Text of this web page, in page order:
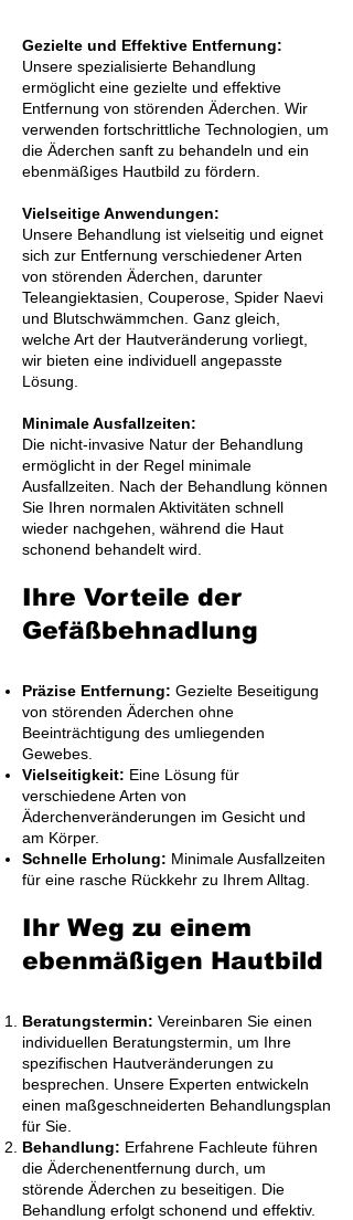
Gezielte und Effektive Entfernung:
Unsere spezialisierte Behandlung
ermöglicht eine gezielte und effektive
Entfernung von störenden Äderchen. Wir
verwenden fortschrittliche Technologien, um
die Äderchen sanft zu behandeln und ein
ebenmäßiges Hautbild zu fördern.
Vielseitige Anwendungen:
Unsere Behandlung ist vielseitig und eignet
sich zur Entfernung verschiedener Arten
von störenden Äderchen, darunter
Teleangiektasien, Couperose, Spider Naevi
und Blutschwämmchen. Ganz gleich,
welche Art der Hautveränderung vorliegt,
wir bieten eine individuell angepasste
Lösung.
Minimale Ausfallzeiten:
Die nicht-invasive Natur der Behandlung
ermöglicht in der Regel minimale
Ausfallzeiten. Nach der Behandlung können
Sie Ihren normalen Aktivitäten schnell
wieder nachgehen, während die Haut
schonend behandelt wird.
Ihre Vorteile der
Gefäßbehnadlung
Präzise Entfernung: Gezielte Beseitigung
von störenden Äderchen ohne
Beeinträchtigung des umliegenden
Gewebes.
Vielseitigkeit: Eine Lösung für
verschiedene Arten von
Äderchenveränderungen im Gesicht und
am Körper.
Schnelle Erholung: Minimale Ausfallzeiten
für eine rasche Rückkehr zu Ihrem Alltag.
Ihr Weg zu einem
ebenmäßigen Hautbild
Beratungstermin: Vereinbaren Sie einen
individuellen Beratungstermin, um Ihre
spezifischen Hautveränderungen zu
besprechen. Unsere Experten entwickeln
einen maßgeschneiderten Behandlungsplan
für Sie.
Behandlung: Erfahrene Fachleute führen
die Äderchenentfernung durch, um
störende Äderchen zu beseitigen. Die
Behandlung erfolgt schonend und effektiv.